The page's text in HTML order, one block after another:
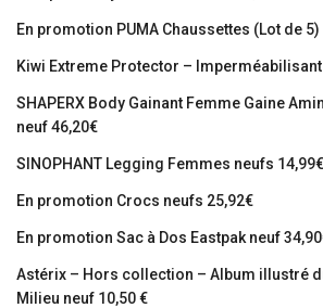
En promotion PUMA Chaussettes (Lot de
Kiwi Extreme Protector – Imperméabilisant
SHAPERX Body Gainant Femme Gaine
neuf 46,20€
SINOPHANT Legging Femmes neufs 14,99€
En promotion Crocs neufs 25,92€
En promotion Sac à Dos Eastpak neuf
Astérix – Hors collection – Album illustré
Milieu neuf 10,50 €